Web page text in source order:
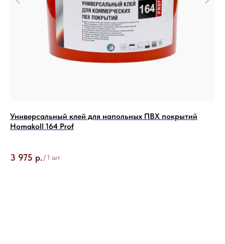
Универсальный клей для напольных ПВХ покрытий
Homakoll 164 Prof
3 975 р./1 шт
ЖелДорЭкспецидия СДЭК
ПЭК
ПОДРОБНЕЕ О ДОСТАВКЕ →